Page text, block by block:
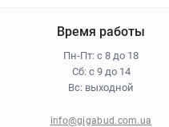
конфиденциальности
Время работы
Пн-Пт: с 8 до 18
Сб: с 9 до 14
Вс: выходной
info@gigabud.com.ua